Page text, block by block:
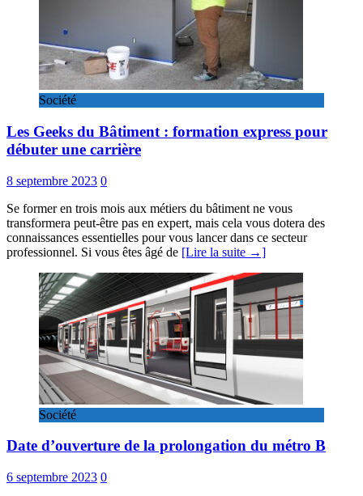
Société
Les Geeks du Bâtiment : formation express pour
débuter une carrière
8 septembre 2023 0
Se former en trois mois aux métiers du bâtiment ne vous
transformera peut-être pas en expert, mais cela vous dotera des
connaissances essentielles pour vous lancer dans ce secteur
professionnel. Si vous êtes âgé de [Lire la suite →]
Société
Date d’ouverture de la prolongation du métro B
6 septembre 2023 0